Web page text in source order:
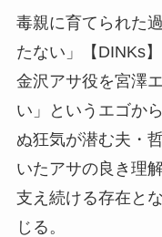
毒親に育てられた
たない」【DINKs
金沢アサ役を宮澤
い」というエゴか
ぬ狂気が潜む夫・
いたアサの良き理
支え続ける存在と
じる。